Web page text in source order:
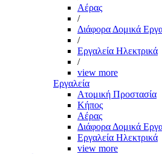
Αέρας
/
Διάφορα Δομικά
/
Εργαλεία Ηλεκτρικά
/
view more
Εργαλεία
Aτομική Προστασία
Kήπος
Αέρας
Διάφορα Δομικά
Εργαλεία Ηλεκτρικά
view more